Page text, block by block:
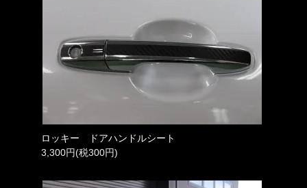
ロッキー ドアハンドルシート
3,300円(税300円)